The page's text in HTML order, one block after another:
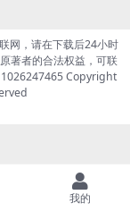
网，请在下载后24小时
著者的合法权益，可联
1026247465 Copyright
我的